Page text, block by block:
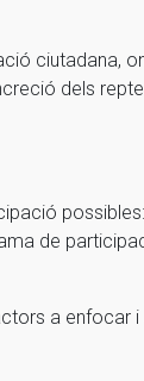
ciutadana,
dels
de
a